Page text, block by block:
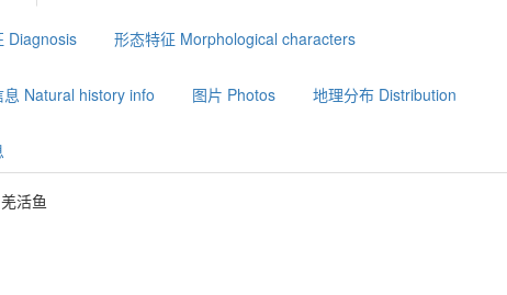
Diagnosis 形态特征 Morphological characters
息 Natural history info 图片 Photos 地理分布 Distribution
羌活鱼